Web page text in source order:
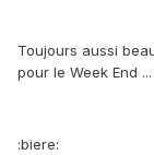
Toujours aussi
pour le Week End
:biere: